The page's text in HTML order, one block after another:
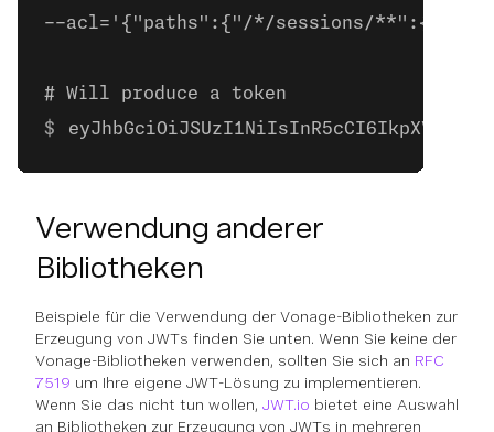
--acl='{"paths":{"/*/sessions/**":{}}}'
# Will produce a token
Verwendung anderer
Bibliotheken
Beispiele für die Verwendung der Vonage-Bibliotheken zur
Erzeugung von JWTs finden Sie unten. Wenn Sie keine der
Vonage-Bibliotheken verwenden, sollten Sie sich an RFC
7519 um Ihre eigene JWT-Lösung zu implementieren.
Wenn Sie das nicht tun wollen, JWT.io bietet eine Auswahl
an Bibliotheken zur Erzeugung von JWTs in mehreren